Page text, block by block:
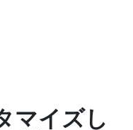
マイズし